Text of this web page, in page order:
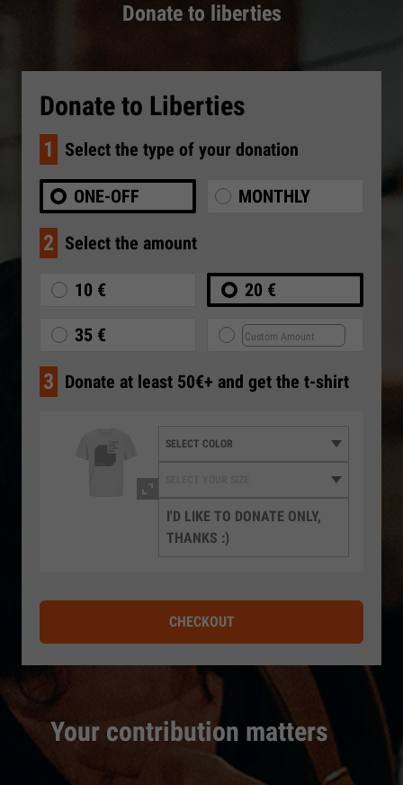
Donate to liberties
Your contribution matters
Donate to Liberties
1 Select the type of your donation
ONE-OFF MONTHLY
2 Select the amount
10 € 20 €
35 €
3 Donate at least 50€+ and get the t-shirt
I'D LIKE TO DONATE ONLY,
THANKS :)
CHECKOUT